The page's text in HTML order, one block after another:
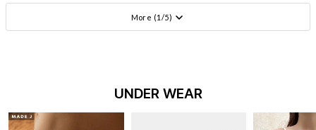
More (1 /5)
UNDER WEAR